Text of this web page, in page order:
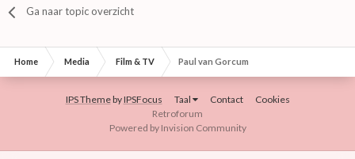
Ga naar topic overzicht
Home Media Film & TV Paul van Gorcum
IPS ThemebyIPSFocus Taal Contact
Cookies
Retroforum
Powered by Invision Community